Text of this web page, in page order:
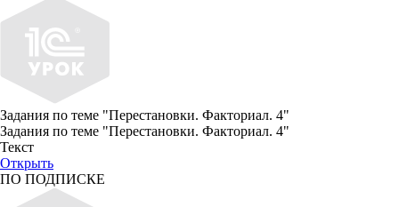
Задания по теме "Перестановки. Факториал. 4"
Задания по теме "Перестановки. Факториал. 4"
Текст
Открыть
ПО ПОДПИСКЕ